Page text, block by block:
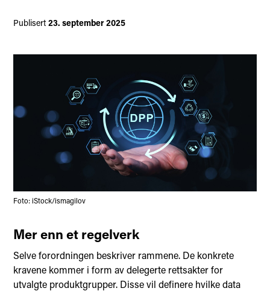
Publisert23. september 2025
Foto: iStock/ismagilov
Mer enn et regelverk
Selve forordningen beskriver rammene. De konkrete
kravene kommer i form av delegerte rettsakter for
utvalgte produktgrupper. Disse vil definere hvilke data